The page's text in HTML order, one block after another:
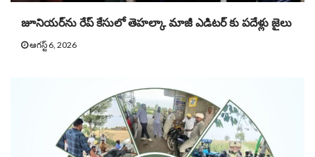
జూనియ‌ర్‌ను రేప్ కేసులో తెహ‌ల్కా మాజీ ఎడిట‌ర్ కు పదేళ్లు జైలు
ఆగస్ట్ 6, 2026